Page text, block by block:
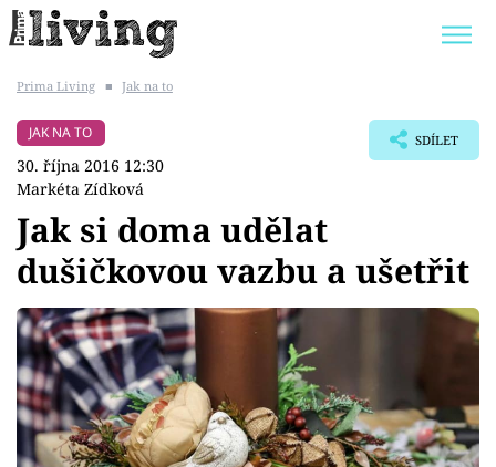
BYDLENÍ SLAVNÝCH
Témata
Bydlení
Zahrada
Design
Prima Living ■ Jak na to
JAK NA TO
30. října 2016 12:30
Markéta Zídková
SDÍLET
Jak si doma udělat
dušičkovou vazbu a ušetřit